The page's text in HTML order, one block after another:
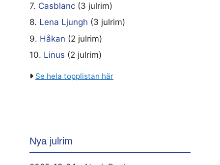
7. Casblanc (3 julrim)
8. Lena Ljungh (3 julrim)
9. Håkan (2 julrim)
10. Linus (2 julrim)
Se hela topplistan här
Nya julrim